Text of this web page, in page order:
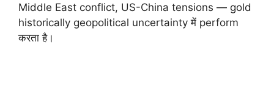
Middle East conflict, US-China tensions — gold
historically geopolitical uncertainty में perform
करता है।